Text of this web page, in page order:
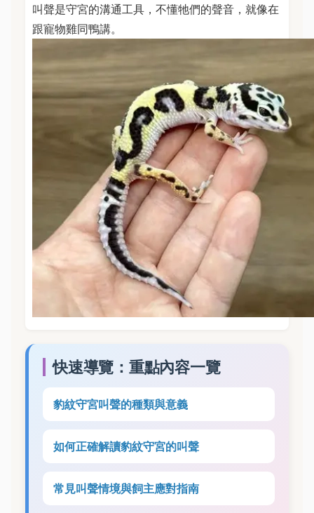
叫聲是守宮的溝通工具，不懂牠們的聲音，就像在
跟寵物雞同鴨講。
快速導覽：重點內容一覽
豹紋守宮叫聲的種類與意義
如何正確解讀豹紋守宮的叫聲
常見叫聲情境與飼主應對指南